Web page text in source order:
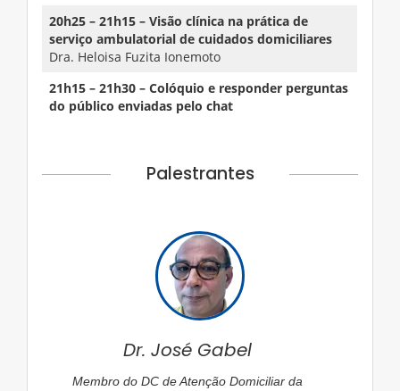
20h25 – 21h15 – Visão clínica na prática de
serviço ambulatorial de cuidados domiciliares
Dra. Heloisa Fuzita Ionemoto
21h15 – 21h30 – Colóquio e responder perguntas
do público enviadas pelo chat
Palestrantes
Dr. José Gabel
Membro do DC de Atenção Domiciliar da